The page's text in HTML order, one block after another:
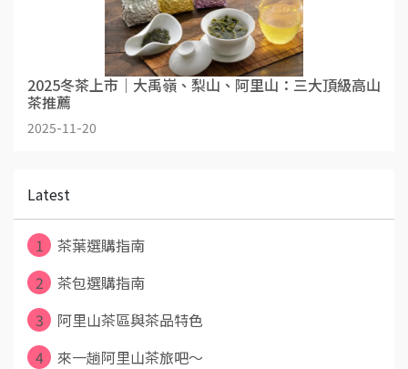
2025冬茶上市｜大禹嶺、梨山、阿里山：三大頂級高山
茶推薦
2025-11-20
Latest
1
茶葉選購指南
2
茶包選購指南
3
阿里山茶區與茶品特色
4
來一趟阿里山茶旅吧～